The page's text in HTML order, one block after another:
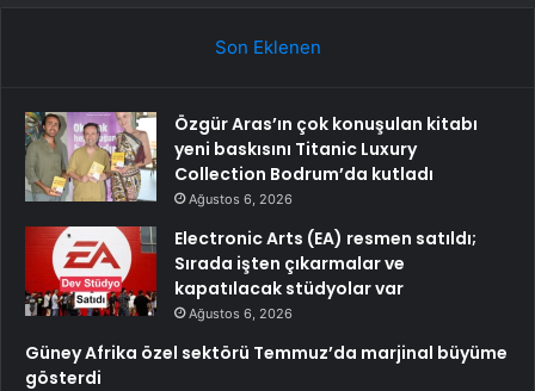
Son Eklenen
Özgür Aras’ın çok konuşulan kitabı
yeni baskısını Titanic Luxury
Collection Bodrum’da kutladı
Ağustos 6, 2026
Electronic Arts (EA) resmen satıldı;
Sırada işten çıkarmalar ve
kapatılacak stüdyolar var
Ağustos 6, 2026
Güney Afrika özel sektörü Temmuz’da marjinal büyüme
gösterdi